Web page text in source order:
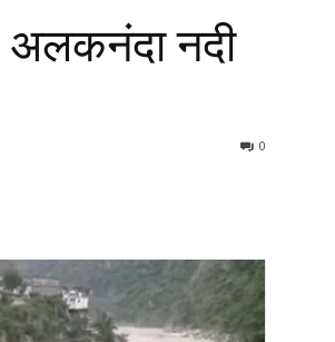
अलकनंदा नदी
0